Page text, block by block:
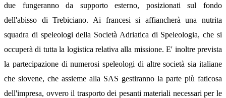
due fungeranno da supporto esterno, posizionati sul fondo
dell'abisso di Trebiciano. Ai francesi si affiancherà una nutrita
squadra di speleologi della Società Adriatica di Speleologia, che si
occuperà di tutta la logistica relativa alla missione. E' inoltre prevista
la partecipazione di numerosi speleologi di altre società sia italiane
che slovene, che assieme alla SAS gestiranno la parte più faticosa
dell'impresa, ovvero il trasporto dei pesanti materiali necessari per le